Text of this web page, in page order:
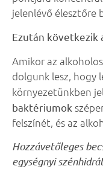
jelenlévő élesztőre
Ezután következik
Amikor az
dolgunk lesz, hogy
környezetünkben
baktériumok
felszínét, és az
Hozzávetőleges
egységnyi